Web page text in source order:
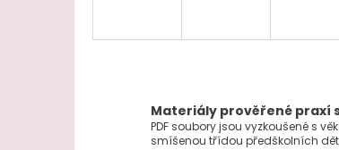
Materiály prověřené praxí
PDF soubory jsou vyzkoušené s
smíšenou třídou předškolních